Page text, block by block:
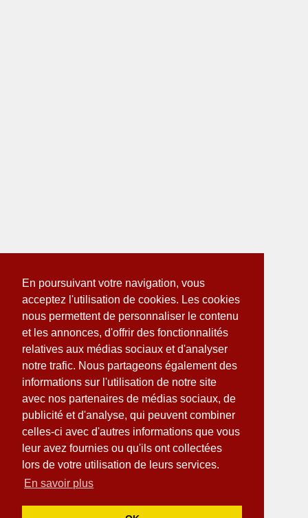
En poursuivant votre navigation, vous
acceptez l'utilisation de cookies. Les cookies
nous permettent de personnaliser le contenu
et les annonces, d'offrir des fonctionnalités
relatives aux médias sociaux et d'analyser
notre trafic. Nous partageons également des
informations sur l'utilisation de notre site
avec nos partenaires de médias sociaux, de
publicité et d'analyse, qui peuvent combiner
celles-ci avec d'autres informations que vous
leur avez fournies ou qu'ils ont collectées
lors de votre utilisation de leurs services.
En savoir plus